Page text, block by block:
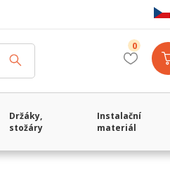
0
Držáky,
stožáry
Instalační
materiál